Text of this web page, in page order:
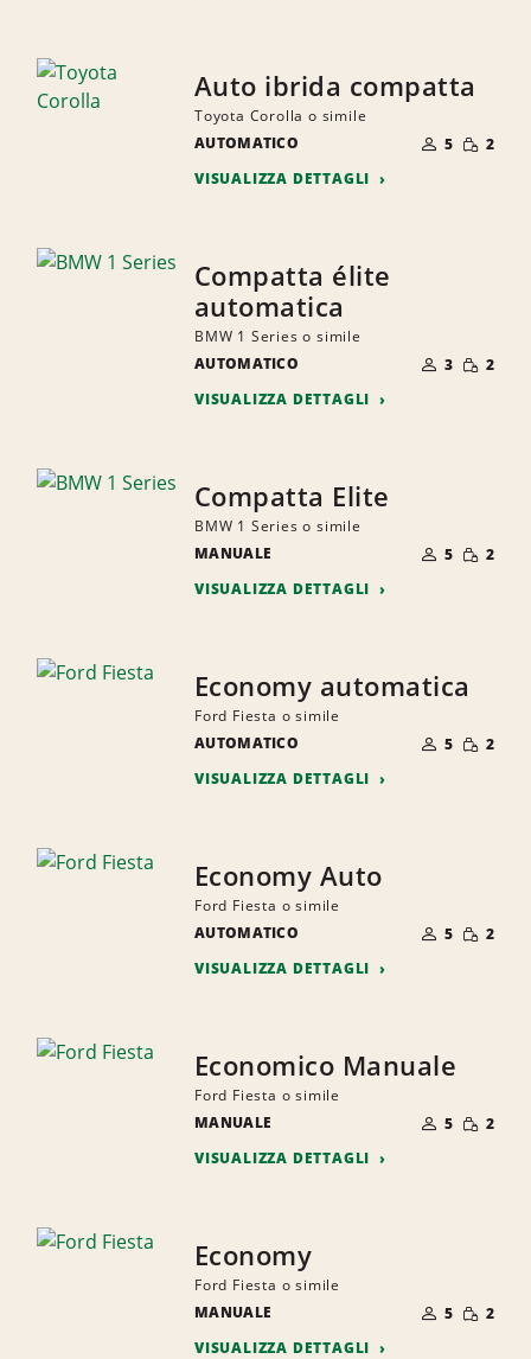
Auto ibrida compatta
Toyota Corolla o simile
AUTOMATICO
DI
PERSONE
5 RIDOTTA
2
VISUALIZZA DETTAGLI
Compatta élite
automatica
BMW 1 Series o simile
AUTOMATICO
DI
PERSONE
3 RIDOTTA
2
VISUALIZZA DETTAGLI
Compatta Elite
BMW 1 Series o simile
MANUALE
DI
PERSONE
5 RIDOTTA
2
VISUALIZZA DETTAGLI
Economy automatica
Ford Fiesta o simile
AUTOMATICO
DI
PERSONE
5 RIDOTTA
2
VISUALIZZA DETTAGLI
Economy Auto
Ford Fiesta o simile
AUTOMATICO
DI
PERSONE
5 RIDOTTA
2
VISUALIZZA DETTAGLI
Economico Manuale
Ford Fiesta o simile
MANUALE
DI
PERSONE
5 RIDOTTA
2
VISUALIZZA DETTAGLI
Economy
Ford Fiesta o simile
MANUALE
DI
PERSONE
5 RIDOTTA
2
VISUALIZZA DETTAGLI